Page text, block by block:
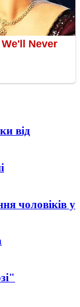
від
чоловіків у